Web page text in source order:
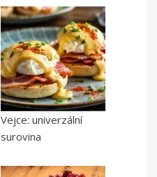
Vejce: univerzální
surovina